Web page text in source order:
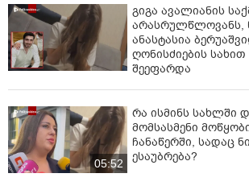
ცესკომ რომ თავისი დადგენილებით
გაამარტივა გაყალბება, ამაზე ლაპარაკს
აქვს, ადგილობრივი თვითმმართველობის
თუ არ გავდივართ (და არ გავდივართ)?
წულუკიანის კომისია, პირველ რიგში,
უნდა გვახსოვდეს, რომ სანახაობას 2
დამხვედრი წულუკიანი და მიმსვლელი
ამიტომ იქ სიარული „ქოცური“
დახმარებაა.
გიგა ავალიანის
არასრულწლოვანს,
ანასტასია
ღონისძიების
შეეფარდა
05:52
რა ისმინს სახლში
მომსასმენი
ჩანაწერში, სადაც
ესაუბრება?